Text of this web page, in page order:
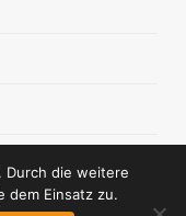
BLOG
Durch die weitere
dem Einsatz zu.